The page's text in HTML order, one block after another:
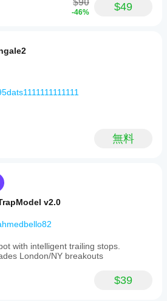
$90
-46% $49
無料
v2.0
with intelligent trailing stops.
London/NY breakouts
$39